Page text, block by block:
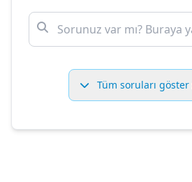
Tüm soruları göster